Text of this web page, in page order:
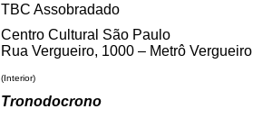
TBC Assobradado
Centro Cultural São Paulo
Rua Vergueiro, 1000 – Metrô Vergueiro
(Interior)
Tronodocrono